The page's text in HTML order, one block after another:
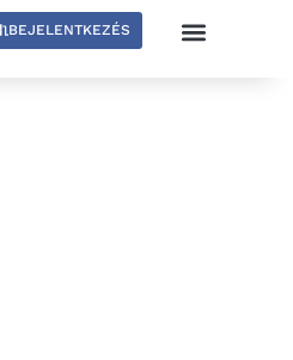
BEJELENTKEZÉS